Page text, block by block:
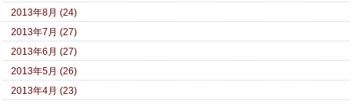
2013年8月 (24)
2013年7月 (27)
2013年6月 (27)
2013年5月 (26)
2013年4月 (23)